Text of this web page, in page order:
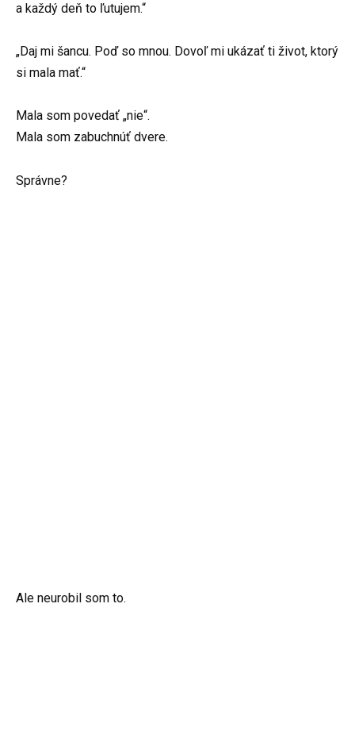
a každý deň to ľutujem.“
„Daj mi šancu. Poď so mnou. Dovoľ mi ukázať ti život, ktorý
si mala mať.“
Mala som povedať „nie“.
Mala som zabuchnúť dvere.
Správne?
Ale neurobil som to.